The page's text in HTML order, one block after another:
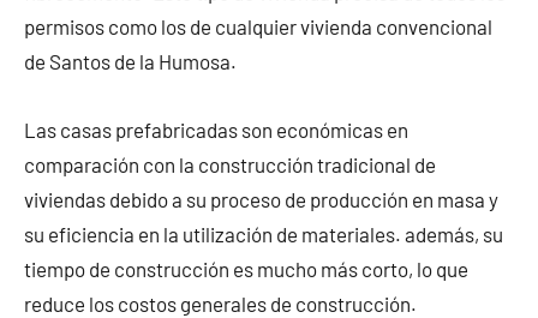
permisos como los de cualquier vivienda convencional
de Santos de la Humosa.
Las casas prefabricadas son económicas en
comparación con la construcción tradicional de
viviendas debido a su proceso de producción en masa y
su eficiencia en la utilización de materiales. además, su
tiempo de construcción es mucho más corto, lo que
reduce los costos generales de construcción.